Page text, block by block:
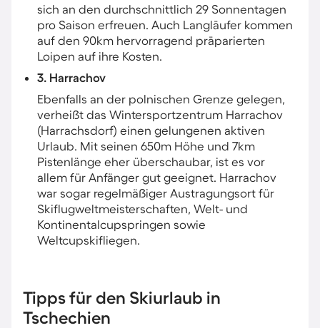
sich an den durchschnittlich 29 Sonnentagen
pro Saison erfreuen. Auch Langläufer kommen
auf den 90km hervorragend präparierten
Loipen auf ihre Kosten.
3. Harrachov
Ebenfalls an der polnischen Grenze gelegen,
verheißt das Wintersportzentrum Harrachov
(Harrachsdorf) einen gelungenen aktiven
Urlaub. Mit seinen 650m Höhe und 7km
Pistenlänge eher überschaubar, ist es vor
allem für Anfänger gut geeignet. Harrachov
war sogar regelmäßiger Austragungsort für
Skiflugweltmeisterschaften, Welt- und
Kontinentalcupspringen sowie
Weltcupskifliegen.
Tipps für den Skiurlaub in
Tschechien